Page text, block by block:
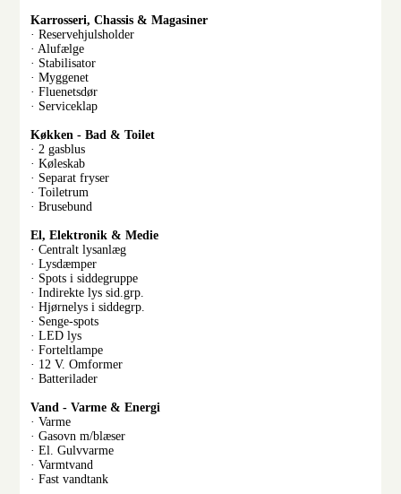
Karrosseri, Chassis & Magasiner
· Reservehjulsholder
· Alufælge
· Stabilisator
· Myggenet
· Fluenetsdør
· Serviceklap
Køkken - Bad & Toilet
· 2 gasblus
· Køleskab
· Separat fryser
· Toiletrum
· Brusebund
El, Elektronik & Medie
· Centralt lysanlæg
· Lysdæmper
· Spots i siddegruppe
· Indirekte lys sid.grp.
· Hjørnelys i siddegrp.
· Senge-spots
· LED lys
· Forteltlampe
· 12 V. Omformer
· Batterilader
Vand - Varme & Energi
· Varme
· Gasovn m/blæser
· El. Gulvvarme
· Varmtvand
· Fast vandtank